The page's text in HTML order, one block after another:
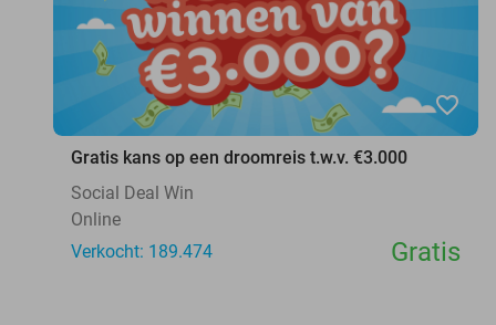
favorite_border
Gratis kans op een droomreis t.w.v. €3.000
Social Deal Win
Online
Verkocht: 189.474
Gratis